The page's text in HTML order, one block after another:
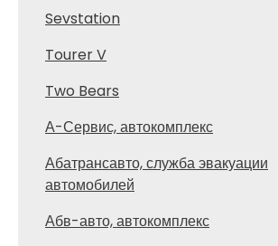
Sevstation
Tourer V
Two Bears
А-Сервис, автокомплекс
Абатрансавто, служба эвакуации
автомобилей
Абв-авто, автокомплекс